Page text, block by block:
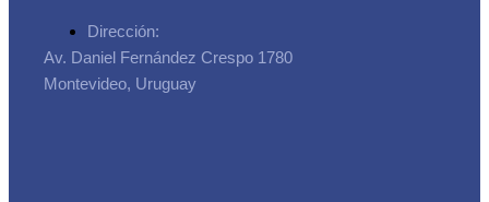
Dirección:
Av. Daniel Fernández Crespo 1780
Montevideo, Uruguay